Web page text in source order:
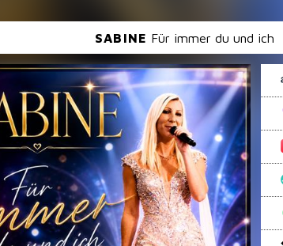
SABINE Für immer du und ich